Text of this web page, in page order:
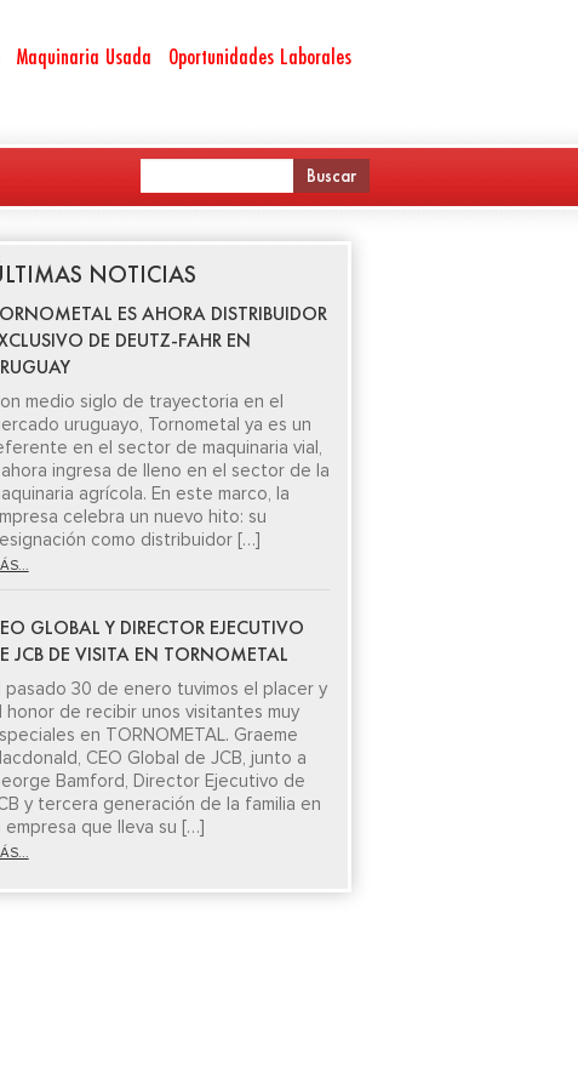
Maquinaria Usada Oportunidades Laborales
NOTICIAS
ES AHORA DISTRIBUIDOR
DE DEUTZ-FAHR EN
medio siglo de trayectoria en el
uruguayo, Tornometal ya es un
en el sector de maquinaria vial,
ingresa de lleno en el sector de la
agrícola. En este marco, la
celebra un nuevo hito: su
como distribuidor […]
GLOBAL Y DIRECTOR EJECUTIVO
JCB DE VISITA EN TORNOMETAL
pasado 30 de enero tuvimos el placer y
honor de recibir unos visitantes muy
en TORNOMETAL. Graeme
CEO Global de JCB, junto a
Bamford, Director Ejecutivo de
y tercera generación de la familia en
empresa que lleva su […]